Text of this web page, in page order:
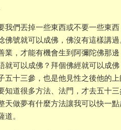
們丟掉一些東西或不要一些東
號就可以成佛，佛沒有這樣講
，才能有機會生到阿彌陀佛那
可以成佛？拜個佛經就可以成
十三參，也是他見性之後他的
知道很多方法、法門，才去五十
天做夢有什麼方法讓我可以快一
。